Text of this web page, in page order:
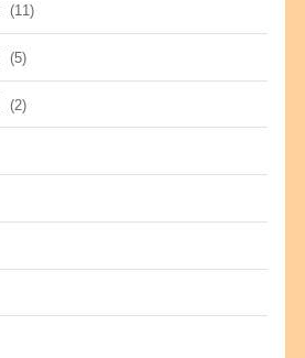
(11)
(5)
(2)